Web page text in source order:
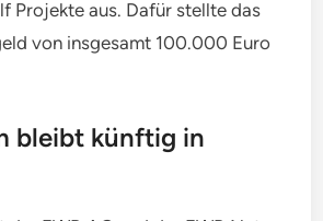
Projekte aus. Dafür stellte das
von insgesamt 100.000 Euro
bleibt künftig in